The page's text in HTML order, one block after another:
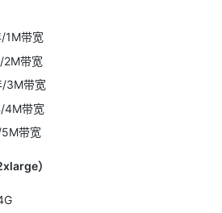
1M带宽
2M带宽
3M带宽
4M带宽
带宽
）